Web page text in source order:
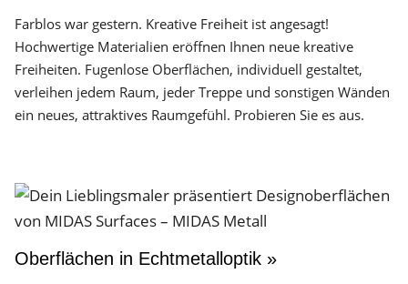
Farblos war gestern. Kreative Freiheit ist angesagt!
Hochwertige Materialien eröffnen Ihnen neue kreative
Freiheiten. Fugenlose Oberflächen, individuell gestaltet,
verleihen jedem Raum, jeder Treppe und sonstigen Wänden
ein neues, attraktives Raumgefühl. Probieren Sie es aus.
Oberflächen in Echtmetalloptik »